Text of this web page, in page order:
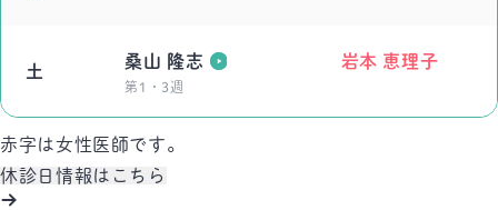
土
桑山 隆志
第1・3週
岩本 恵理子
赤字は女性医師です。
休診日情報はこちら